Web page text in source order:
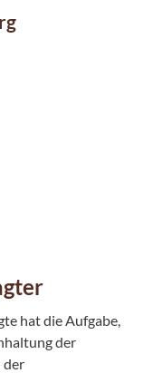
hat die Aufgabe,
der
der